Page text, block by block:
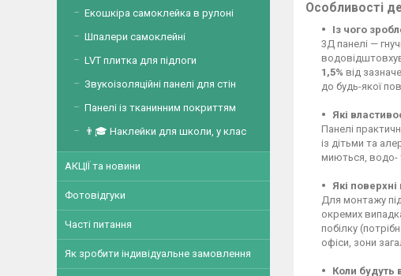
Особливості
Із чого
3Д панелі —
1,5% від
до будь-якої
Які
Панелі
із дітьми та
миються, водо-
Які
Для монтажу
окремих
побілку
офіси, зони
Коли будуть
Екошкіра самоклейка в рулоні
Шпалери самоклейні
LVT плитка для підлоги
Звукоізоляційні панелі для стін
Панелі із тканинним покриттям
👨🎓 Наклейки для школи, у клас
АКЦІЇ та новини
Фотовідгуки
Часті питання
Як зробити індивідуальне замовлення